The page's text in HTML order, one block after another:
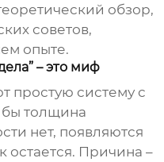
обзор,
советов,
опыте.
– это миф
простую систему с
толщина
нет, появляются
остается. Причина –